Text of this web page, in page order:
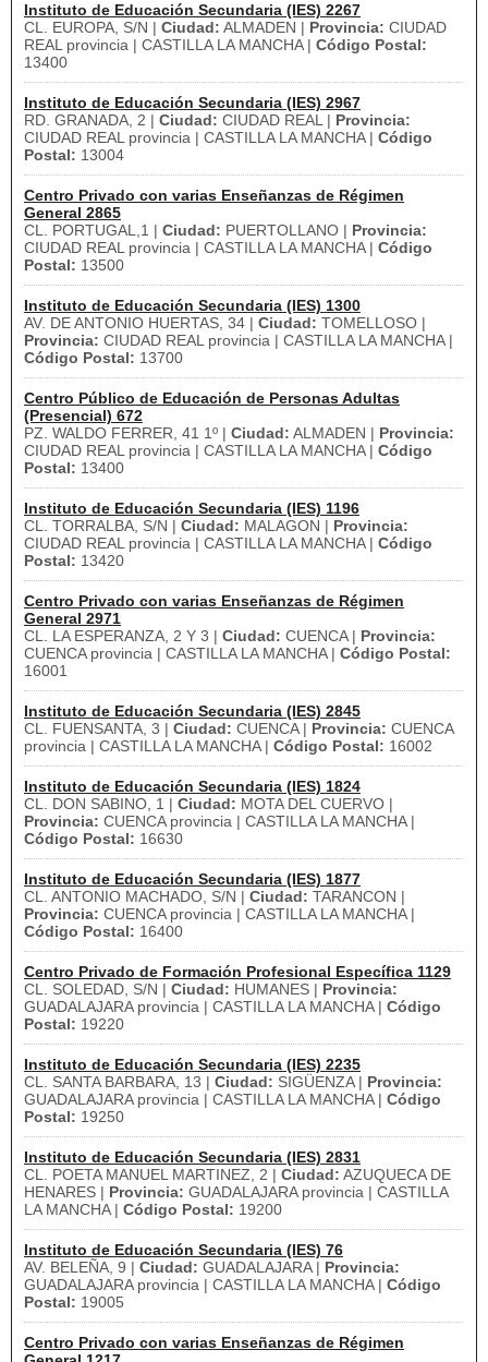
Instituto de Educación Secundaria (IES) 2267
CL. EUROPA, S/N | Ciudad: ALMADEN | Provincia: CIUDAD
REAL provincia | CASTILLA LA MANCHA | Código Postal:
13400
Instituto de Educación Secundaria (IES) 2967
RD. GRANADA, 2 | Ciudad: CIUDAD REAL | Provincia:
CIUDAD REAL provincia | CASTILLA LA MANCHA | Código
Postal: 13004
Centro Privado con varias Enseñanzas de Régimen
General 2865
CL. PORTUGAL,1 | Ciudad: PUERTOLLANO | Provincia:
CIUDAD REAL provincia | CASTILLA LA MANCHA | Código
Postal: 13500
Instituto de Educación Secundaria (IES) 1300
AV. DE ANTONIO HUERTAS, 34 | Ciudad: TOMELLOSO |
Provincia: CIUDAD REAL provincia | CASTILLA LA MANCHA |
Código Postal: 13700
Centro Público de Educación de Personas Adultas
(Presencial) 672
PZ. WALDO FERRER, 41 1º | Ciudad: ALMADEN | Provincia:
CIUDAD REAL provincia | CASTILLA LA MANCHA | Código
Postal: 13400
Instituto de Educación Secundaria (IES) 1196
CL. TORRALBA, S/N | Ciudad: MALAGON | Provincia:
CIUDAD REAL provincia | CASTILLA LA MANCHA | Código
Postal: 13420
Centro Privado con varias Enseñanzas de Régimen
General 2971
CL. LA ESPERANZA, 2 Y 3 | Ciudad: CUENCA | Provincia:
CUENCA provincia | CASTILLA LA MANCHA | Código Postal:
16001
Instituto de Educación Secundaria (IES) 2845
CL. FUENSANTA, 3 | Ciudad: CUENCA | Provincia: CUENCA
provincia | CASTILLA LA MANCHA | Código Postal: 16002
Instituto de Educación Secundaria (IES) 1824
CL. DON SABINO, 1 | Ciudad: MOTA DEL CUERVO |
Provincia: CUENCA provincia | CASTILLA LA MANCHA |
Código Postal: 16630
Instituto de Educación Secundaria (IES) 1877
CL. ANTONIO MACHADO, S/N | Ciudad: TARANCON |
Provincia: CUENCA provincia | CASTILLA LA MANCHA |
Código Postal: 16400
Centro Privado de Formación Profesional Específica 1129
CL. SOLEDAD, S/N | Ciudad: HUMANES | Provincia:
GUADALAJARA provincia | CASTILLA LA MANCHA | Código
Postal: 19220
Instituto de Educación Secundaria (IES) 2235
CL. SANTA BARBARA, 13 | Ciudad: SIGÜENZA | Provincia:
GUADALAJARA provincia | CASTILLA LA MANCHA | Código
Postal: 19250
Instituto de Educación Secundaria (IES) 2831
CL. POETA MANUEL MARTINEZ, 2 | Ciudad: AZUQUECA DE
HENARES | Provincia: GUADALAJARA provincia | CASTILLA
LA MANCHA | Código Postal: 19200
Instituto de Educación Secundaria (IES) 76
AV. BELEÑA, 9 | Ciudad: GUADALAJARA | Provincia:
GUADALAJARA provincia | CASTILLA LA MANCHA | Código
Postal: 19005
Centro Privado con varias Enseñanzas de Régimen